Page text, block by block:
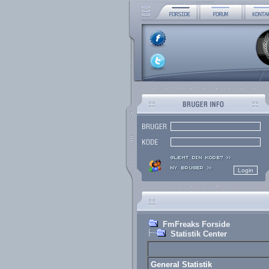
FmFreaks Forside
Statistik Center
General Statistik